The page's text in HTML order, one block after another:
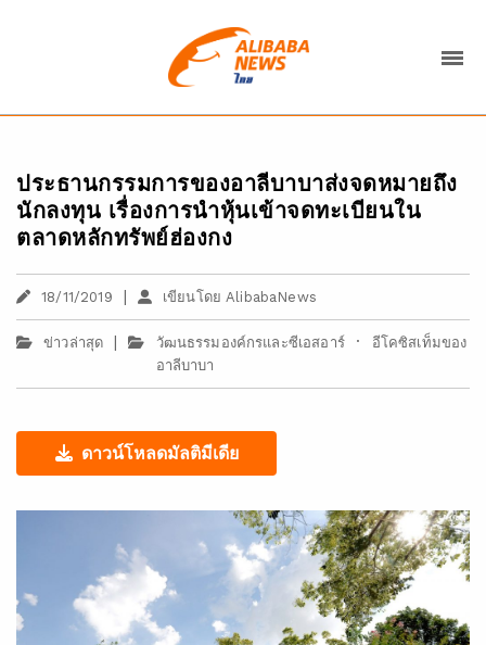
ประธานกรรมการของอาลีบาบาส่งจดหมายถึง
นักลงทุน เรื่องการนำหุ้นเข้าจดทะเบียนใน
ตลาดหลักทรัพย์ฮ่องกง
18/11/2019 | เขียนโดย AlibabaNews
ข่าวล่าสุด | วัฒนธรรมองค์กรและซีเอสอาร์ ·
อีโคซิสเท็มของ
อาลีบาบา
ดาวน์โหลดมัลติมีเดีย